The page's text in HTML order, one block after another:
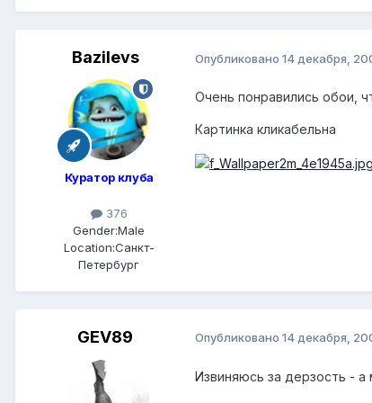
Bazilevs
Куратор клуба
376
Gender:Male
Location:Санкт-
Петербург
Опубликовано 14 декабря,
Очень понравились обои,
Картинка кликабельна
GEV89 Опубликовано 14 декабря,
Извиняюсь за дерзость -